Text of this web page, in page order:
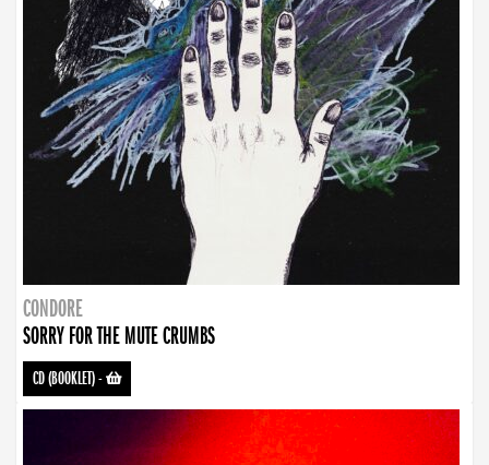
CONDORE
SORRY FOR THE MUTE CRUMBS
CD (BOOKLET)-